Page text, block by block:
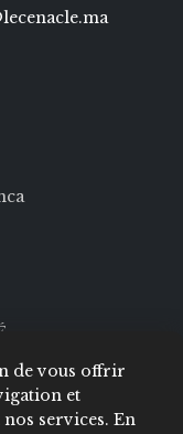
de vous offrir
et
services. En